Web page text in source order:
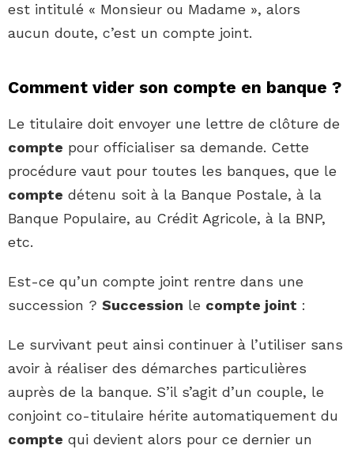
est intitulé « Monsieur ou Madame », alors
aucun doute, c’est un compte joint.
Comment vider son compte en banque ?
Le titulaire doit envoyer une lettre de clôture de
compte pour officialiser sa demande. Cette
procédure vaut pour toutes les banques, que le
compte détenu soit à la Banque Postale, à la
Banque Populaire, au Crédit Agricole, à la BNP,
etc.
Est-ce qu’un compte joint rentre dans une
succession ? Succession le compte joint :
Le survivant peut ainsi continuer à l’utiliser sans
avoir à réaliser des démarches particulières
auprès de la banque. S’il s’agit d’un couple, le
conjoint co-titulaire hérite automatiquement du
compte qui devient alors pour ce dernier un